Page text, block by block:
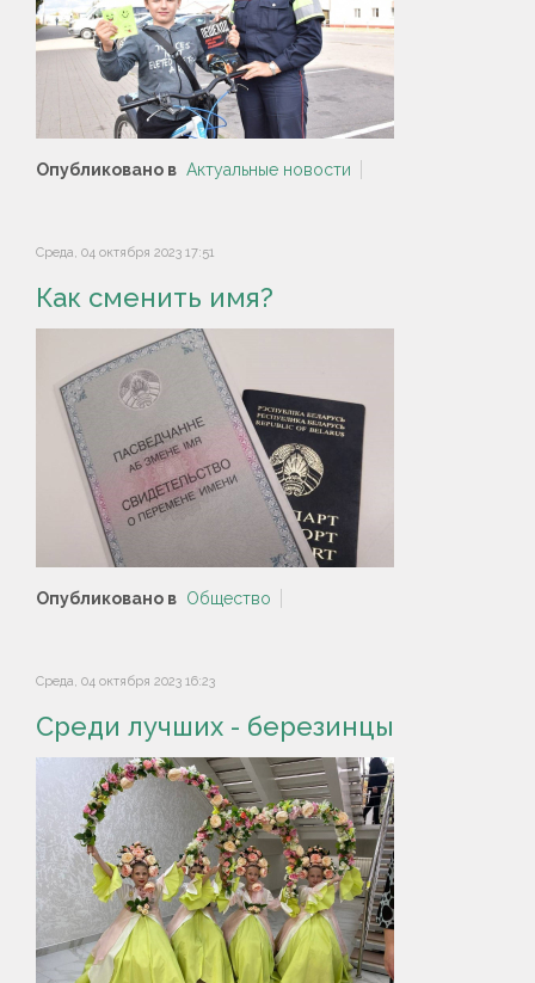
Опубликовано в Актуальные новости
Среда, 04 октября 2023 17:51
Как сменить имя?
Опубликовано в Общество
Среда, 04 октября 2023 16:23
Среди лучших - березинцы